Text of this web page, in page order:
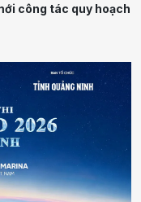
công tác quy hoạch